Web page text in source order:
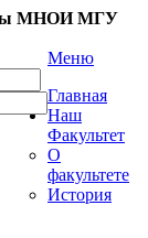
МНОИ МГУ
Меню
Главная
Наш
Факультет
О
факультете
История